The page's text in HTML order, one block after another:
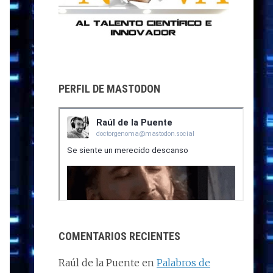
PERFIL DE MASTODON
COMENTARIOS RECIENTES
Raúl de la Puente en Palabros de